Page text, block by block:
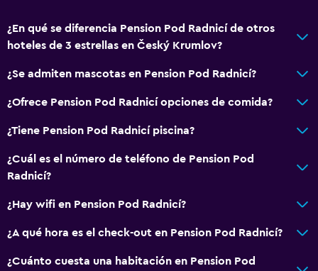
¿En qué se diferencia Pension Pod Radnicí de otros
hoteles de 3 estrellas en Český Krumlov?
¿Se admiten mascotas en Pension Pod Radnicí?
¿Ofrece Pension Pod Radnicí opciones de comida?
¿Tiene Pension Pod Radnicí piscina?
¿Cuál es el número de teléfono de Pension Pod
Radnicí?
¿Hay wifi en Pension Pod Radnicí?
¿A qué hora es el check-out en Pension Pod Radnicí?
¿Cuánto cuesta una habitación en Pension Pod